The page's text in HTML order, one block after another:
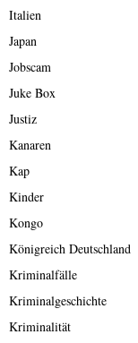
Italien
Japan
Jobscam
Juke Box
Justiz
Kanaren
Kap
Kinder
Kongo
Königreich Deutschland
Kriminalfälle
Kriminalgeschichte
Kriminalität